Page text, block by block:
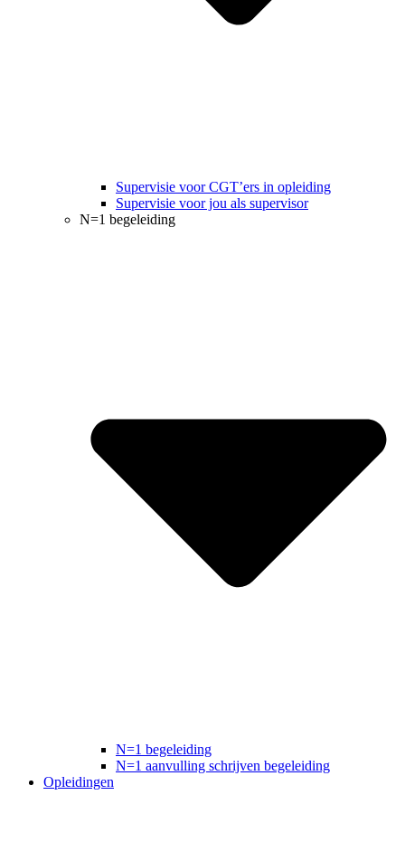
Supervisie voor CGT’ers in opleiding
Supervisie voor jou als supervisor
N=1 begeleiding
N=1 begeleiding
N=1 aanvulling schrijven begeleiding
Opleidingen